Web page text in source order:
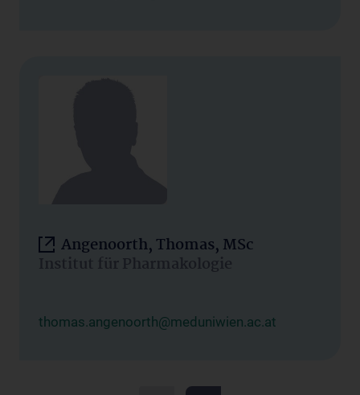
Angenoorth, Thomas, MSc
Institut für Pharmakologie
thomas.angenoorth@meduniwien.ac.at